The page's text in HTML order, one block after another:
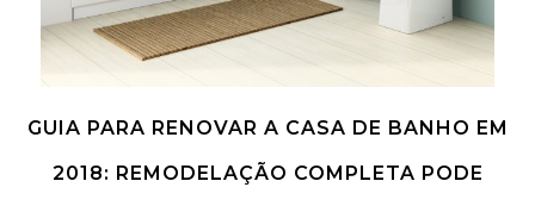
GUIA PARA RENOVAR A CASA DE BANHO EM
2018: REMODELAÇÃO COMPLETA PODE